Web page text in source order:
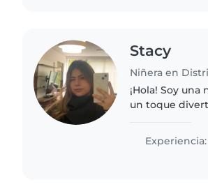
Stacy
Niñera en
¡Hola! Soy
un toque
Experiencia: